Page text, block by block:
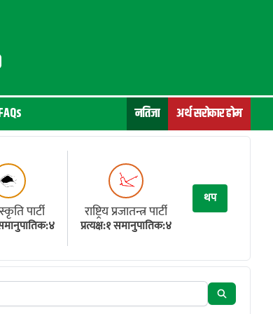
नतिजा अर्थ सरोकार होम
पार्टी राष्ट्रिय प्रजातन्त्र पार्टी
प्रत्यक्ष:१ समानुपातिक:४
थप